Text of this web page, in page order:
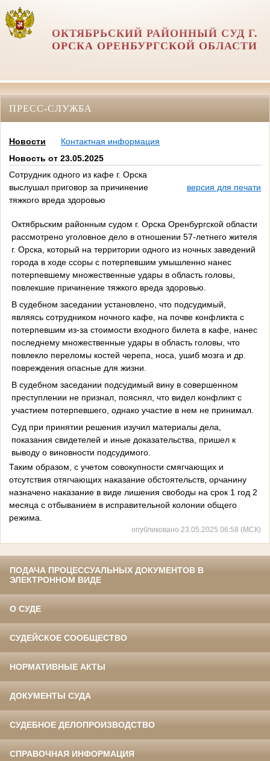
ОКТЯБРЬСКИЙ РАЙОННЫЙ СУД Г.
ОРСКА ОРЕНБУРГСКОЙ ОБЛАСТИ
ПРЕСС-СЛУЖБА
Новости
Контактная информация
Новость от 23.05.2025
Сотрудник одного из кафе г. Орска
выслушал приговор за причинение
тяжкого вреда здоровью
версия для печати
Октябрьским районным судом г. Орска Оренбургской области
рассмотрено уголовное дело в отношении 57-летнего жителя
г. Орска, который на территории одного из ночных заведений
города в ходе ссоры с потерпевшим умышленно нанес
потерпевшему множественные удары в область головы,
повлекшие причинение тяжкого вреда здоровью.
В судебном заседании установлено, что подсудимый,
являясь сотрудником ночного кафе, на почве конфликта с
потерпевшим из-за стоимости входного билета в кафе, нанес
последнему множественные удары в область головы, что
повлекло переломы костей черепа, носа, ушиб мозга и др.
повреждения опасные для жизни.
В судебном заседании подсудимый вину в совершенном
преступлении не признал, пояснял, что видел конфликт с
участием потерпевшего, однако участие в нем не принимал.
Суд при принятии решения изучил материалы дела,
показания свидетелей и иные доказательства, пришел к
выводу о виновности подсудимого.
Таким образом, с учетом совокупности смягчающих и
отсутствия отягчающих наказание обстоятельств, орчанину
назначено наказание в виде лишения свободы на срок 1 год 2
месяца с отбыванием в исправительной колонии общего
режима.
опубликовано 23.05.2025 06:58 (МСК)
ПОДАЧА ПРОЦЕССУАЛЬНЫХ ДОКУМЕНТОВ В
ЭЛЕКТРОННОМ ВИДЕ
О СУДЕ
СУДЕЙСКОЕ СООБЩЕСТВО
НОРМАТИВНЫЕ АКТЫ
ДОКУМЕНТЫ СУДА
СУДЕБНОЕ ДЕЛОПРОИЗВОДСТВО
СПРАВОЧНАЯ ИНФОРМАЦИЯ